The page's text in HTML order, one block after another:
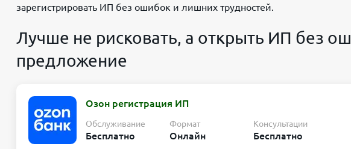
зарегистрировать ИП без ошибок и лишних трудностей.
Лучше не рисковать, а открыть ИП без
предложение
Озон регистрация ИП
Обслуживание
Бесплатно
Формат
Онлайн
Консультации
Бесплатно